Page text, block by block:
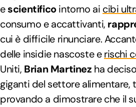
escientificointorno ai cibi
consumo e accattivanti,
cui è difficile rinunciare.
delle insidie nascoste erischi
Uniti, Brian Martinez ha
giganti del settore alimentare,
provando a dimostrare che il